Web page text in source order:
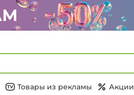
Товары из рекламы Акции